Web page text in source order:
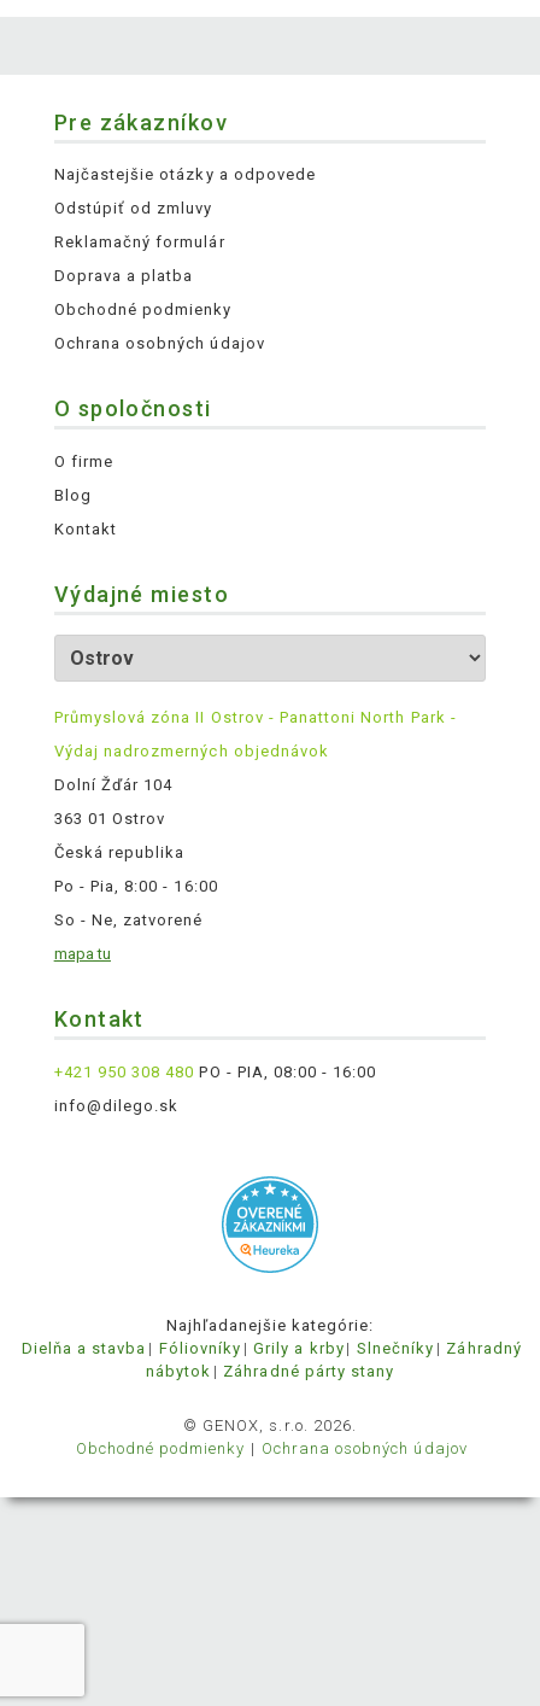
Pre zákazníkov
Najčastejšie otázky a odpovede
Odstúpiť od zmluvy
Reklamačný formulár
Doprava a platba
Obchodné podmienky
Ochrana osobných údajov
O spoločnosti
O firme
Blog
Kontakt
Výdajné miesto
Průmyslová zóna II Ostrov - Panattoni North Park -
Výdaj nadrozmerných objednávok
Dolní Žďár 104
363 01 Ostrov
Česká republika
Po - Pia, 8:00 - 16:00
So - Ne, zatvorené
mapa tu
Kontakt
+421 950 308 480 PO - PIA, 08:00 - 16:00
info@dilego.sk
Najhľadanejšie kategórie:
Dielňa a stavba
Fóliovníky Grily a krby Slnečníky
Záhradný
nábytok
Záhradné párty stany
© GENOX, s.r.o. 2026.
Obchodné podmienky
Ochrana osobných údajov